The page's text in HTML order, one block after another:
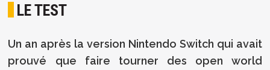
LE TEST
Un an après la version Nintendo Switch qui avait
prouvé que faire tourner des open world